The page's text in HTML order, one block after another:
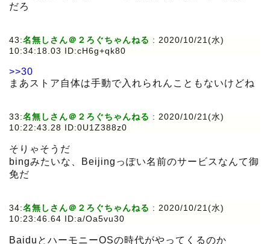
だろ
43:名無しさん＠２ろぐちゃんねる : 2020/10/21(水)
10:34:18.03 ID:cH6g+qk80
>>30
まあストア自体は手動で入れられんこともないけどね
33:名無しさん＠２ろぐちゃんねる : 2020/10/21(水)
10:22:43.28 ID:0U1Z388z0
そりゃそうだ
bingみたいな、Beijingっぽい名前のサービスなんて御
免だ
34:名無しさん＠２ろぐちゃんねる : 2020/10/21(水)
10:23:46.64 ID:a/Oa5vu30
BaiduとハーモニーOSの時代がやってくるのか